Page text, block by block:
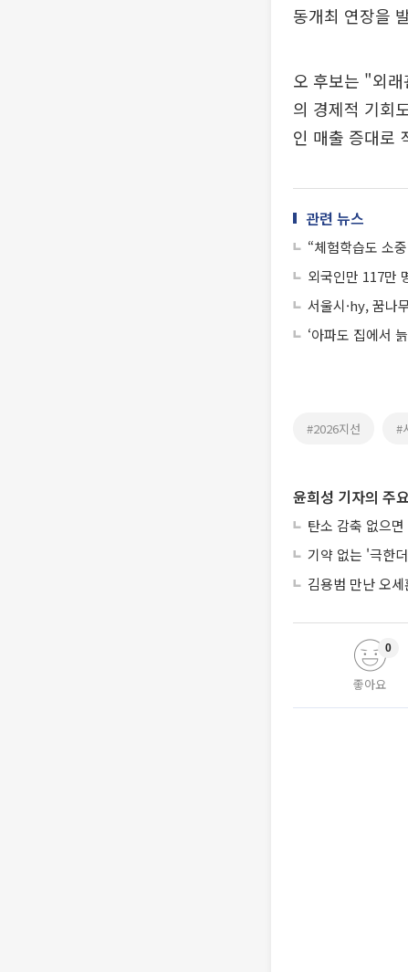
동개최 연장을
오 후보는 "외
의 경제적 기회
인 매출 증대로
관련 뉴스
“체험학습도 소
외국인만 117만
서울시·hy, 꿈나
‘아파도 집에서
#2026지선 #
윤희성 기자의 주
탄소 감축 없으
기약 없는 '극한
김용범 만난 오
좋아요
0